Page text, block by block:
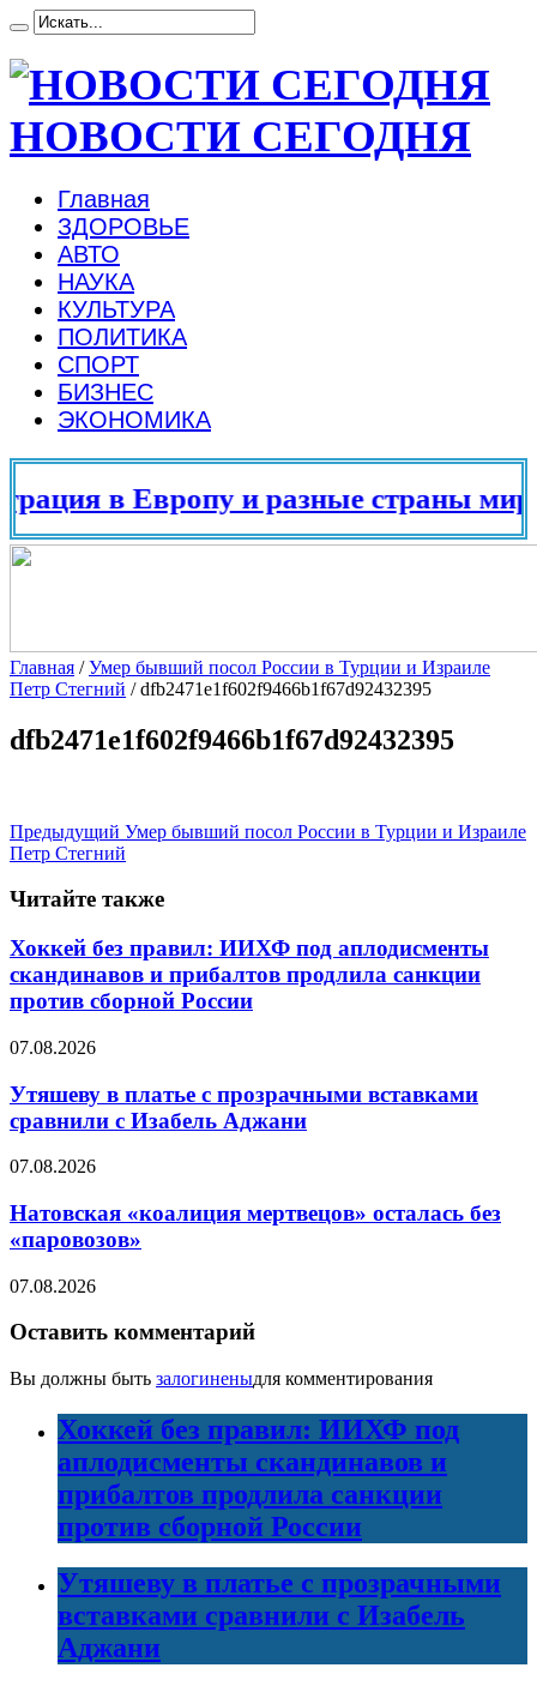
НОВОСТИ СЕГОДНЯ
Главная
ЗДОРОВЬЕ
АВТО
НАУКА
КУЛЬТУРА
ПОЛИТИКА
СПОРТ
БИЗНЕС
ЭКОНОМИКА
в Европу и разные страны мира
Главная /Умер бывший посол России в Турции и Израиле
Петр Стегний /dfb2471e1f602f9466b1f67d92432395
dfb2471e1f602f9466b1f67d92432395
Предыдущий Умер бывший посол России в Турции и Израиле
Петр Стегний
Читайте также
Хоккей без правил: ИИХФ под аплодисменты
скандинавов и прибалтов продлила санкции
против сборной России
07.08.2026
Утяшеву в платье с прозрачными вставками
сравнили с Изабель Аджани
07.08.2026
Натовская «коалиция мертвецов» осталась без
«паровозов»
07.08.2026
Оставить комментарий
Вы должны быть залогиненыдля комментирования
Хоккей без правил: ИИХФ под
аплодисменты скандинавов и
прибалтов продлила санкции
против сборной России
Утяшеву в платье с прозрачными
вставками сравнили с Изабель
Аджани